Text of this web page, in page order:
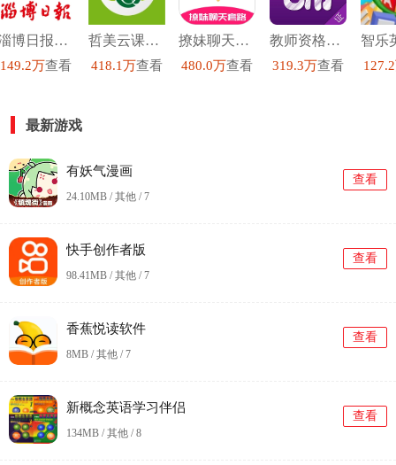
淄博日报官方最新版
149.2万查看
哲美云课堂最新免费版
418.1万查看
撩妹聊天套路安卓免费版
480.0万查看
教师资格证手机最新版
319.3万查看
最新游戏
有妖气漫画
24.10MB / 其他 /7
查看
快手创作者版
98.41MB / 其他 /7
查看
香蕉悦读软件
8MB / 其他 /7
查看
新概念英语学习伴侣
134MB / 其他 /8
查看